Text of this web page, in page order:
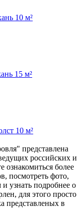
10 м²
15 м²
10 м²
представлена
российских и
более
посмотреть фото,
узнать подробнее о
для этого просто
представленых в